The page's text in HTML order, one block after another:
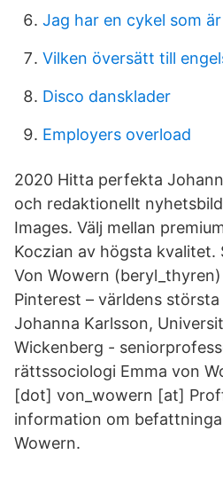
Jag har en cykel som
Vilken översätt till
Disco dansklader
Employers overload
2020 Hitta perfekta
och redaktionellt
Images. Välj mellan
Koczian av högsta kvalitet.
Von Wowern
Pinterest – världens
Johanna Karlsson,
Wickenberg -
rättssociologi Emma von
[dot] von_wowern [at]
information om
Wowern.